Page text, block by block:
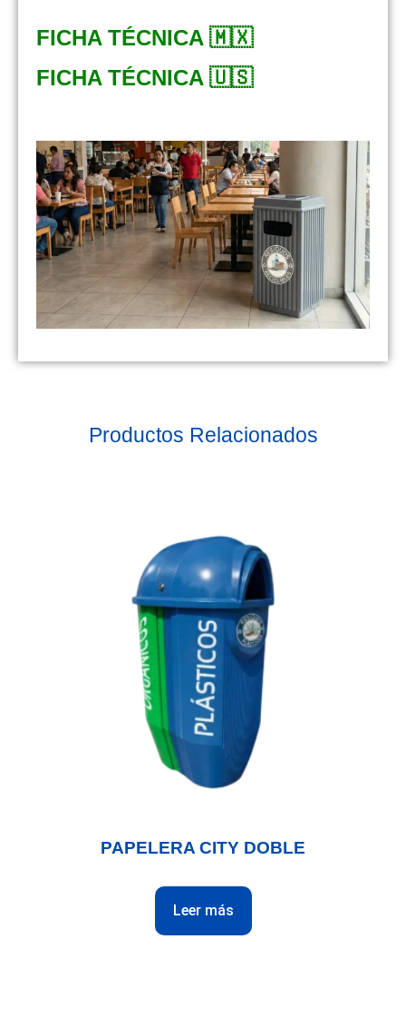
FICHA TÉCNICA 🇲🇽
FICHA TÉCNICA 🇺🇸
Productos Relacionados
PAPELERA CITY DOBLE
Leer más